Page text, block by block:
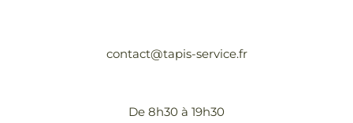
contact@tapis-service.fr
De 8h30 à 19h30